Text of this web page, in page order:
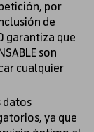
por
de
garantiza que
son
cualquier
datos
ya que